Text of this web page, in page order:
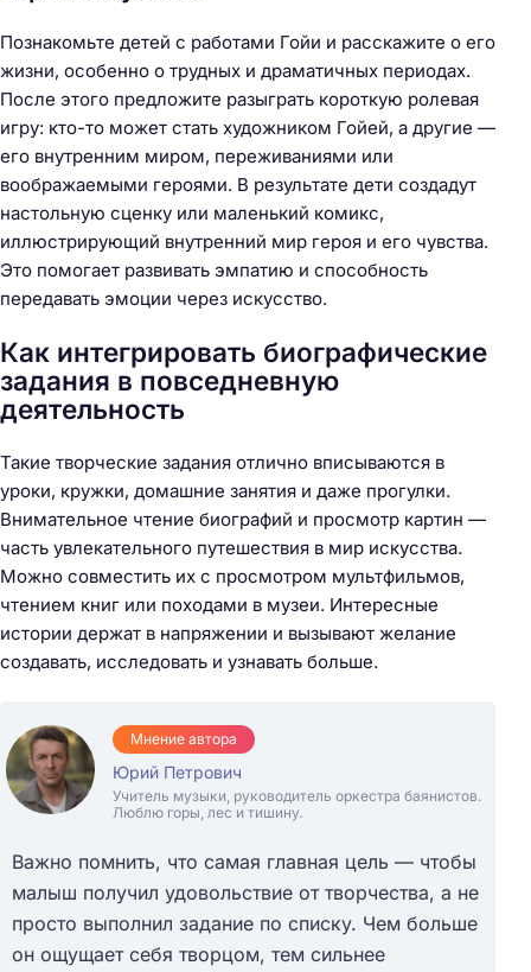
Познакомьте детей с работами Гойи и расскажите о его
жизни, особенно о трудных и драматичных периодах.
После этого предложите разыграть короткую ролевая
игру: кто-то может стать художником Гойей, а другие —
его внутренним миром, переживаниями или
воображаемыми героями. В результате дети создадут
настольную сценку или маленький комикс,
иллюстрирующий внутренний мир героя и его чувства.
Это помогает развивать эмпатию и способность
передавать эмоции через искусство.
Как интегрировать биографические
задания в повседневную
деятельность
Такие творческие задания отлично вписываются в
уроки, кружки, домашние занятия и даже прогулки.
Внимательное чтение биографий и просмотр картин —
часть увлекательного путешествия в мир искусства.
Можно совместить их с просмотром мультфильмов,
чтением книг или походами в музеи. Интересные
истории держат в напряжении и вызывают желание
создавать, исследовать и узнавать больше.
Мнение автора
Юрий Петрович
Учитель музыки, руководитель оркестра баянистов.
Люблю горы, лес и тишину.
Важно помнить, что самая главная цель — чтобы
малыш получил удовольствие от творчества, а не
просто выполнил задание по списку. Чем больше
он ощущает себя творцом, тем сильнее